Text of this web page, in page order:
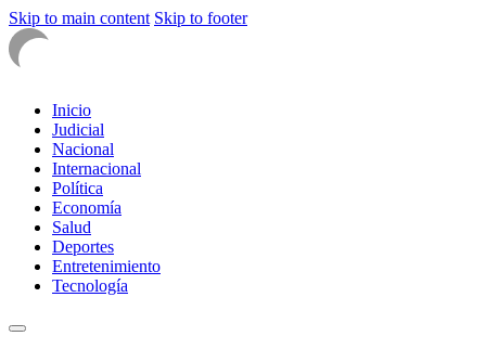
Skip to main content Skip to footer
Inicio
Judicial
Nacional
Internacional
Política
Economía
Salud
Deportes
Entretenimiento
Tecnología